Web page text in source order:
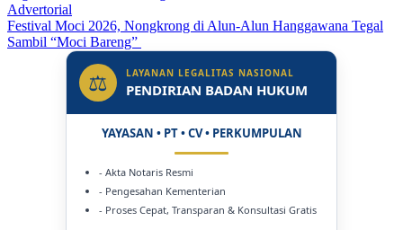
Advertorial
Festival Moci 2026, Nongkrong di Alun-Alun Hanggawana Tegal
Sambil “Moci Bareng”
⚖ LAYANAN LEGALITAS NASIONAL
PENDIRIAN BADAN HUKUM
YAYASAN • PT • CV • PERKUMPULAN
- Akta Notaris Resmi
- Pengesahan Kementerian
- Proses Cepat, Transparan & Konsultasi Gratis